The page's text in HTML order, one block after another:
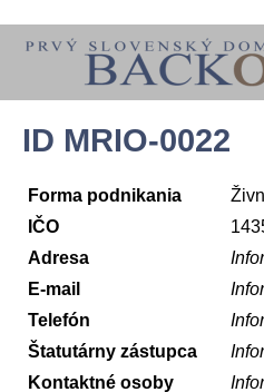
ID MRIO-0022
Forma podnikania
IČO
Adresa
E-mail
Telefón
Štatutárny zástupca
Kontaktné osoby